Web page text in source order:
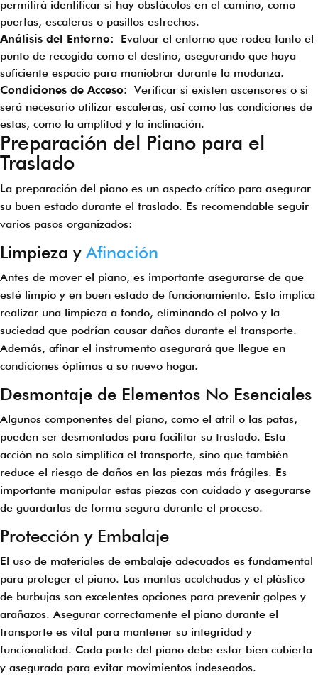
permitirá identificar si hay obstáculos en el camino, como
puertas, escaleras o pasillos estrechos.
Análisis del Entorno: Evaluar el entorno que rodea tanto el
punto de recogida como el destino, asegurando que haya
suficiente espacio para maniobrar durante la mudanza.
Condiciones de Acceso: Verificar si existen ascensores o si
será necesario utilizar escaleras, así como las condiciones de
estas, como la amplitud y la inclinación.
Preparación del Piano para el
Traslado
La preparación del piano es un aspecto crítico para asegurar
su buen estado durante el traslado. Es recomendable seguir
varios pasos organizados:
Limpieza yAfinación
Antes de mover el piano, es importante asegurarse de que
esté limpio y en buen estado de funcionamiento. Esto implica
realizar una limpieza a fondo, eliminando el polvo y la
suciedad que podrían causar daños durante el transporte.
Además, afinar el instrumento asegurará que llegue en
condiciones óptimas a su nuevo hogar.
Desmontaje de Elementos No Esenciales
Algunos componentes del piano, como el atril o las patas,
pueden ser desmontados para facilitar su traslado. Esta
acción no solo simplifica el transporte, sino que también
reduce el riesgo de daños en las piezas más frágiles. Es
importante manipular estas piezas con cuidado y asegurarse
de guardarlas de forma segura durante el proceso.
Protección y Embalaje
El uso de materiales de embalaje adecuados es fundamental
para proteger el piano. Las mantas acolchadas y el plástico
de burbujas son excelentes opciones para prevenir golpes y
arañazos. Asegurar correctamente el piano durante el
transporte es vital para mantener su integridad y
funcionalidad. Cada parte del piano debe estar bien cubierta
y asegurada para evitar movimientos indeseados.